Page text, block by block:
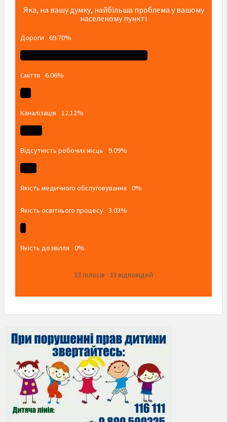
Яка, на вашу думку, найбільша проблема у вашому
населеному пункті
Дороги 69.70%
Сміття 6.06%
Каналізація 12.12%
Відсутність робочих місць 9.09%
Якість медичного обслуговування 0%
Якість освітнього процесу 3.03%
Якість дозвілля 0%
33 голосів · 33 відповідей